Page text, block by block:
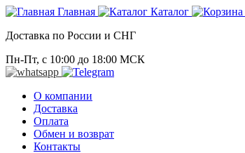
Главная Каталог
Доставка по России и СНГ
Пн-Пт, с 10:00 до 18:00 МСК
О компании
Доставка
Оплата
Обмен и возврат
Контакты